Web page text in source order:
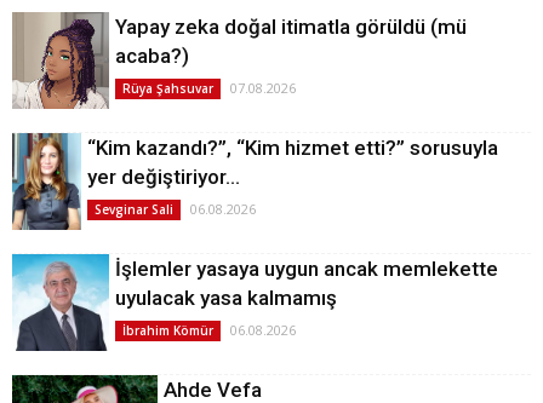
Yapay zeka doğal itimatla görüldü (mü
acaba?)
Rüya Şahsuvar 07.08.2026
“Kim kazandı?”, “Kim hizmet etti?” sorusuyla
yer değiştiriyor…
Sevginar Sali 06.08.2026
İşlemler yasaya uygun ancak memlekette
uyulacak yasa kalmamış
İbrahim Kömür 06.08.2026
Ahde Vefa